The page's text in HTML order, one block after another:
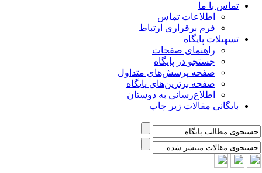
تماس با ما
اطلاعات تماس
فرم برقراری ارتباط
تسهیلات پایگاه
راهنمای صفحات
جستجو در پایگاه
صفحه پرسش‌های متداول
صفحه برترین‌های پایگاه
اطلاع‌رسانی به دوستان
بایگانی مقالات زیر چاپ